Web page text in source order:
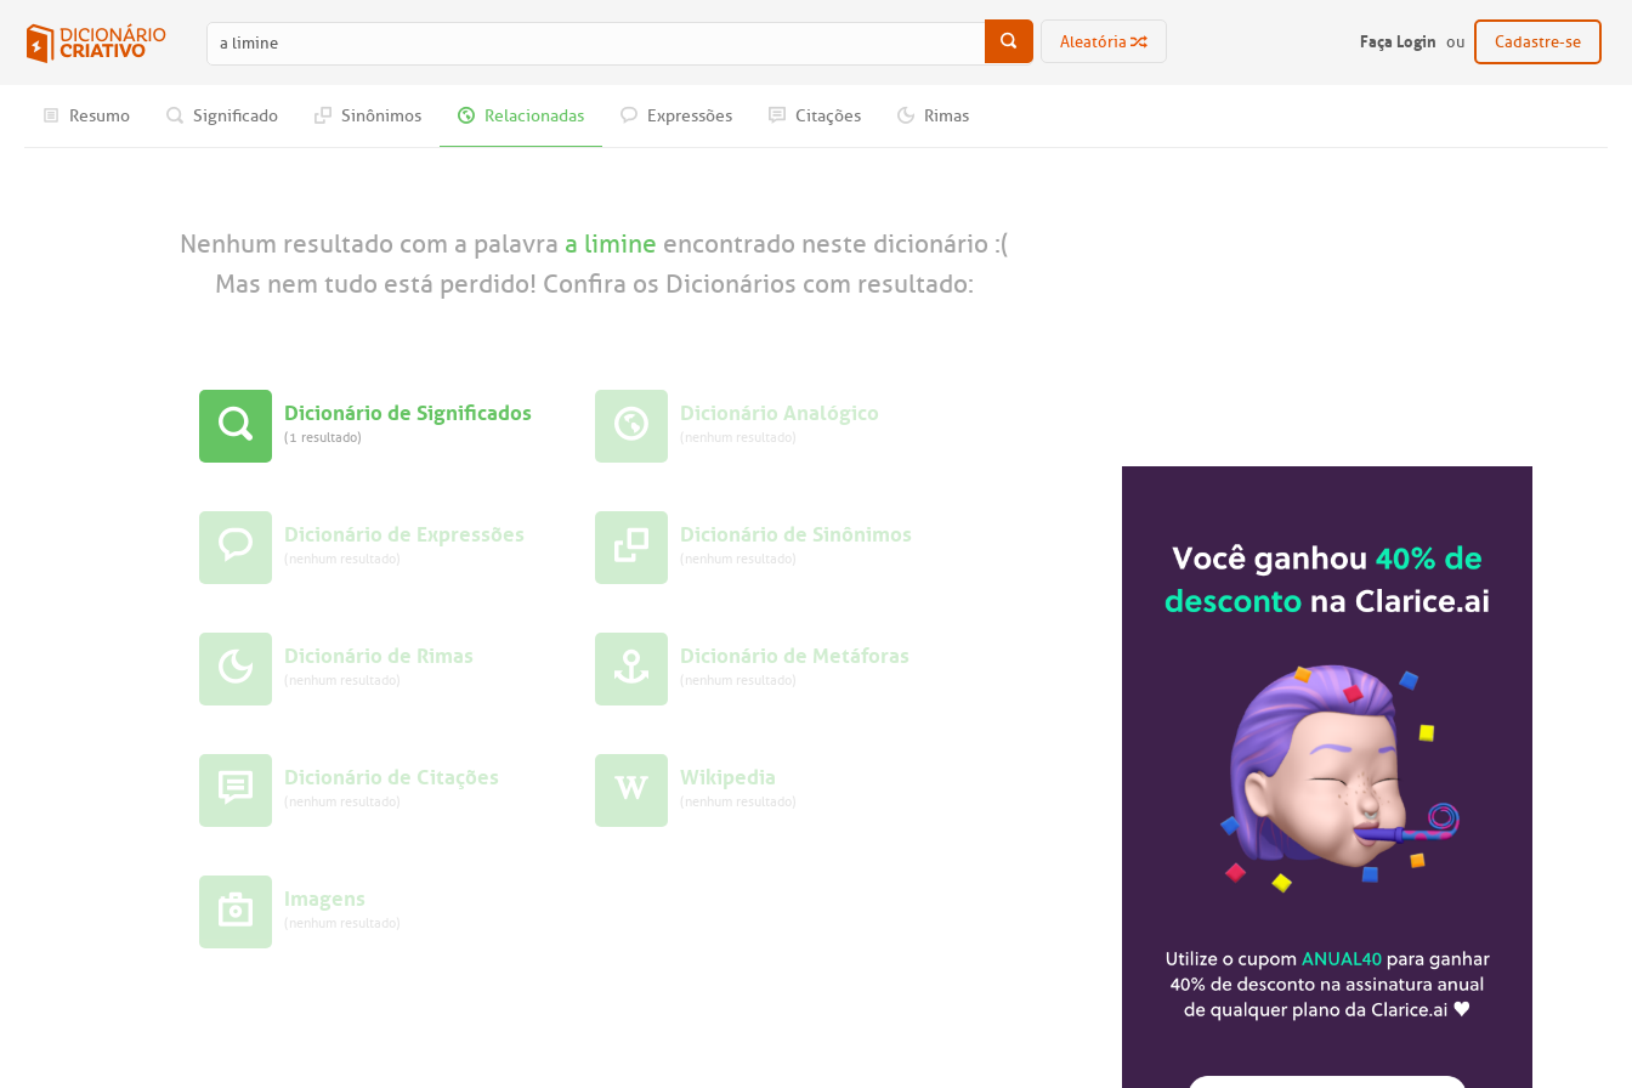
Aleatória Faça Login ou Cadastre-se
Resumo Significado Sinônimos Relacionadas Expressões Citações Rimas
Nenhum resultado com a palavra a limine encontrado neste dicionário :(
Mas nem tudo está perdido! Confira os Dicionários com resultado:
Dicionário de Significados
(1 resultado)
Dicionário Analógico
(nenhum resultado)
Dicionário de Expressões
(nenhum resultado)
Dicionário de Sinônimos
(nenhum resultado)
Dicionário de Rimas
(nenhum resultado)
Dicionário de Metáforas
(nenhum resultado)
Dicionário de Citações
(nenhum resultado)
Wikipedia
(nenhum resultado)
Imagens
(nenhum resultado)